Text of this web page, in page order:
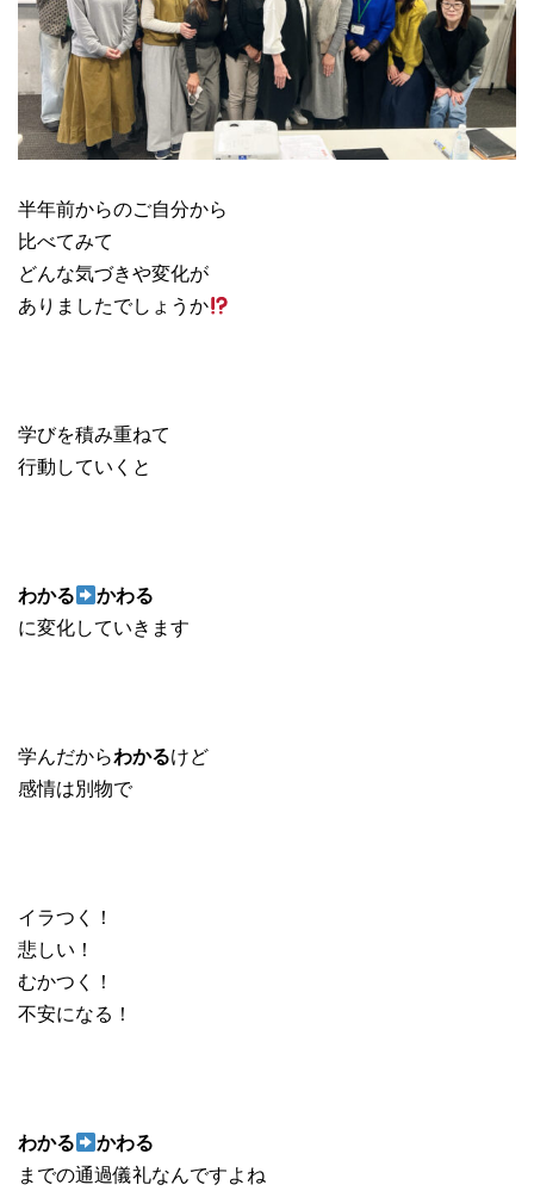
半年前からのご自分から
比べてみて
どんな気づきや変化が
ありましたでしょうか
学びを積み重ねて
行動していくと
わかる
かわる
に変化していきます
学んだからわかるけど
感情は別物で
イラつく！
悲しい！
むかつく！
不安になる！
わかる
かわる
までの通過儀礼なんですよね